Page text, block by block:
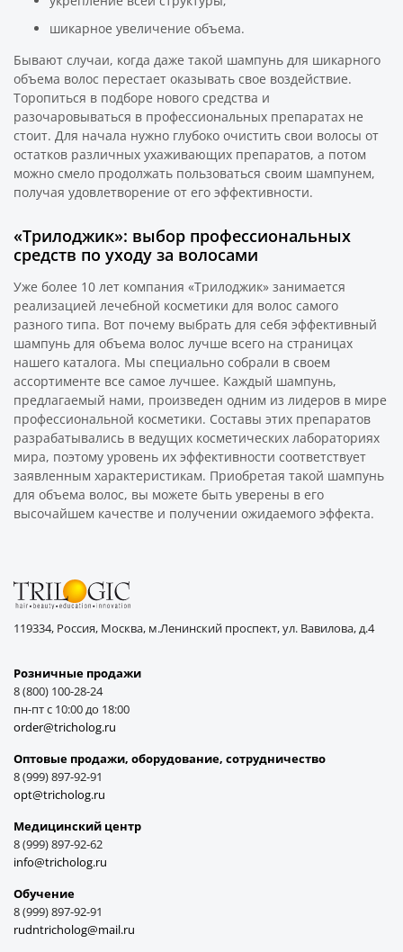
шикарное увеличение объема.
Бывают случаи, когда даже такой шампунь для шикарного
объема волос перестает оказывать свое воздействие.
Торопиться в подборе нового средства и
разочаровываться в профессиональных препаратах не
стоит. Для начала нужно глубоко очистить свои волосы от
остатков различных ухаживающих препаратов, а потом
можно смело продолжать пользоваться своим шампунем,
получая удовлетворение от его эффективности.
«Трилоджик»: выбор профессиональных
средств по уходу за волосами
Уже более 10 лет компания «Трилоджик» занимается
реализацией лечебной косметики для волос самого
разного типа. Вот почему выбрать для себя эффективный
шампунь для объема волос лучше всего на страницах
нашего каталога. Мы специально собрали в своем
ассортименте все самое лучшее. Каждый шампунь,
предлагаемый нами, произведен одним из лидеров в мире
профессиональной косметики. Составы этих препаратов
разрабатывались в ведущих косметических лабораториях
мира, поэтому уровень их эффективности соответствует
заявленным характеристикам. Приобретая такой шампунь
для объема волос, вы можете быть уверены в его
высочайшем качестве и получении ожидаемого эффекта.
119334, Россия, Москва, м.Ленинский проспект, ул. Вавилова, д.4
Розничные продажи
8 (800) 100-28-24
пн-пт с 10:00 до 18:00
order@tricholog.ru
Оптовые продажи, оборудование, cотрудничество
8 (999) 897-92-91
opt@tricholog.ru
Медицинский центр
8 (999) 897-92-62
info@tricholog.ru
Обучение
8 (999) 897-92-91
rudntricholog@mail.ru